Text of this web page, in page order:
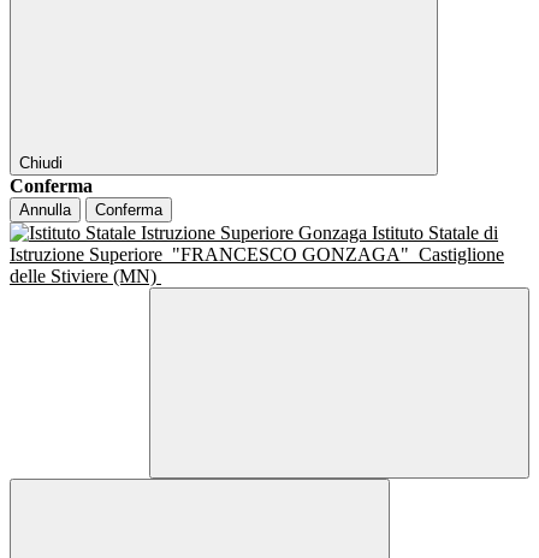
Chiudi
Conferma
Annulla Conferma
Istituto Statale di
Istruzione Superiore "FRANCESCO GONZAGA" Castiglione
delle Stiviere (MN)